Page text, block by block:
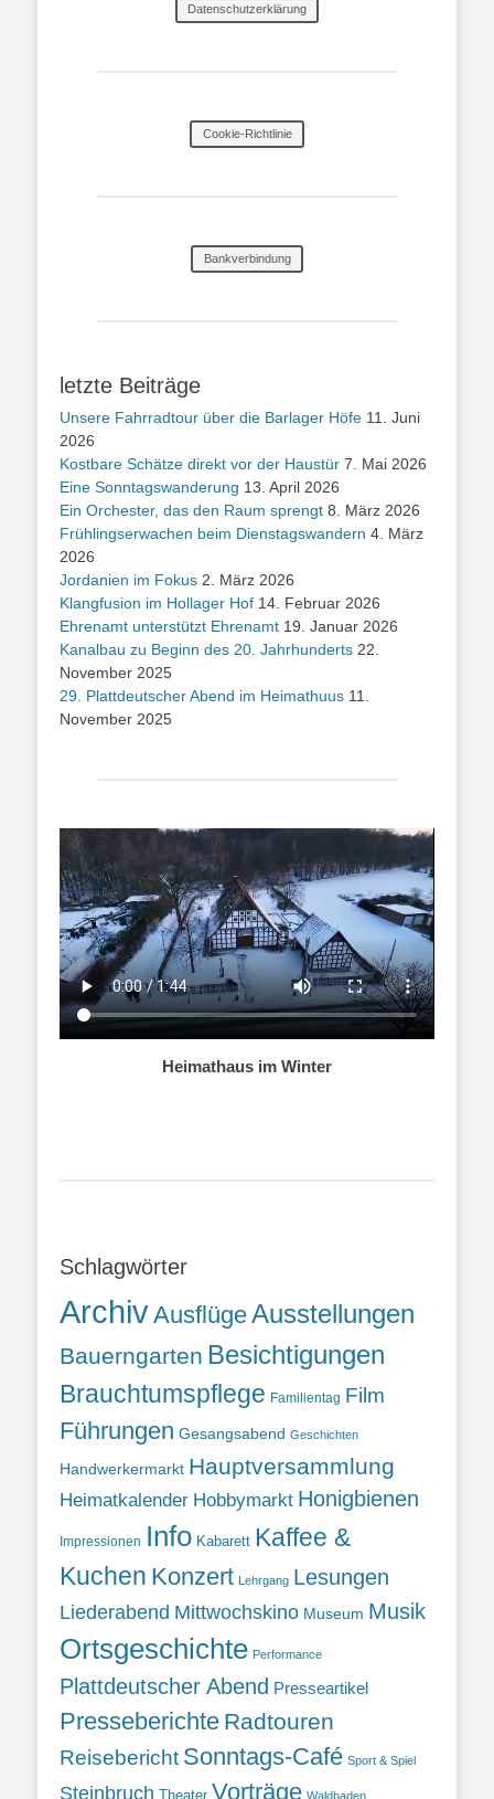
Datenschutzerklärung
Cookie-Richtlinie
Bankverbindung
letzte Beiträge
Unsere Fahrradtour über die Barlager Höfe 11. Juni
2026
Kostbare Schätze direkt vor der Haustür 7. Mai 2026
Eine Sonntagswanderung 13. April 2026
Ein Orchester, das den Raum sprengt 8. März 2026
Frühlingserwachen beim Dienstagswandern 4. März
2026
Jordanien im Fokus 2. März 2026
Klangfusion im Hollager Hof 14. Februar 2026
Ehrenamt unterstützt Ehrenamt 19. Januar 2026
Kanalbau zu Beginn des 20. Jahrhunderts 22.
November 2025
29. Plattdeutscher Abend im Heimathuus 11.
November 2025
Heimathaus im Winter
Schlagwörter
ArchivAusflügeAusstellungen
Bauerngarten Besichtigungen
Brauchtumspflege Familientag Film
Führungen Gesangsabend Geschichten
Handwerkermarkt Hauptversammlung
Heimatkalender Hobbymarkt Honigbienen
Impressionen Info Kabarett Kaffee &
Kuchen Konzert Lehrgang Lesungen
Liederabend Mittwochskino Museum Musik
Ortsgeschichte Performance
Plattdeutscher Abend Presseartikel
Presseberichte Radtouren
Reisebericht Sonntags-Café Sport & Spiel
Steinbruch Theater Vorträge Waldbaden